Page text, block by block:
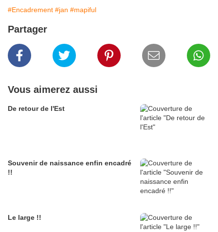
#Encadrement #jan #mapiful
Partager
Vous aimerez aussi
De retour de l'Est
Souvenir de naissance enfin encadré
!!
Le large !!